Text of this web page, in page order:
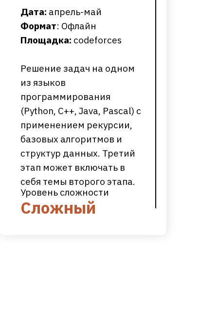
Дата: апрель-май
Формат: Офлайн
Площадка: сodeforces
Решение задач на одном
из языков
программирования
(Python, C++, Java, Pascal) с
применением рекурсии,
базовых алгоритмов и
структур данных. Третий
этап может включать в
себя темы второго этапа.
Уровень сложности
Сложный